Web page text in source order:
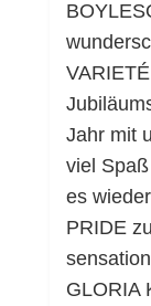
Jahr mit
viel
es
PRIDE
GLORIA